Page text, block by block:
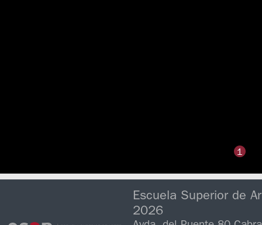
1
Escuela Superior de
2026